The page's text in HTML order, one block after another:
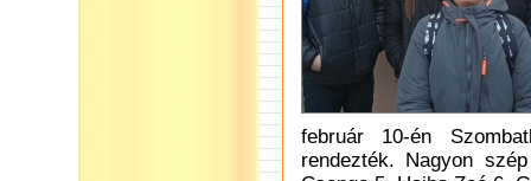
február 10-én
rendezték. Nagyon